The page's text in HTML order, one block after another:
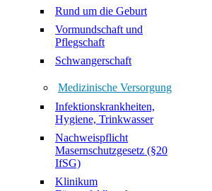
Rund um die Geburt
Vormundschaft und
Pflegschaft
Schwangerschaft
Medizinische Versorgung
Infektionskrankheiten,
Hygiene, Trinkwasser
Nachweispflicht
Masernschutzgesetz (§20
IfSG)
Klinikum